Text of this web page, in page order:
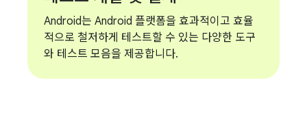
Android는 Android 플랫폼을 효과적이고 효율
적으로 철저하게 테스트할 수 있는 다양한 도구
와 테스트 모음을 제공합니다.